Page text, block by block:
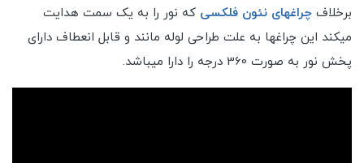
برخلاف چراغهای نئون فلکسی که نور را به یک سمت هدایت
میکند این چراغها به علت طراحی لوله مانند و قابل انعطاف دارای
پخش نور به صورت 360 درجه را دارا میباشد.